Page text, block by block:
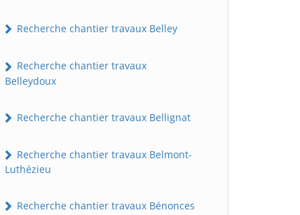
Recherche chantier travaux Belley
Recherche chantier travaux
Belleydoux
Recherche chantier travaux Bellignat
Recherche chantier travaux Belmont-
Luthézieu
Recherche chantier travaux Bénonces